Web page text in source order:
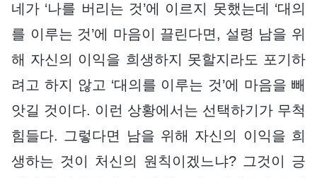
네가 ‘나를 버리는 것’에 이르지 못했는데 ‘대의
를 이루는 것’에 마음이 끌린다면, 설령 남을 위
해 자신의 이익을 희생하지 못할지라도 포기하
려고 하지 않고 ‘대의를 이루는 것’에 마음을 빼
앗길 것이다. 이런 상황에서는 선택하기가 무척
힘들다. 그렇다면 남을 위해 자신의 이익을 희
생하는 것이 처신의 원칙이겠느냐? 그것이 긍